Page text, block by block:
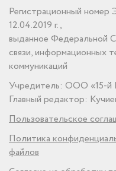
Регистрационный
12.04.2019 г.,
выданное Федеральной
связи, информационных
коммуникаций
Учредитель: ООО «15-й
Главный редактор:
Пользовательское
Политика
файлов